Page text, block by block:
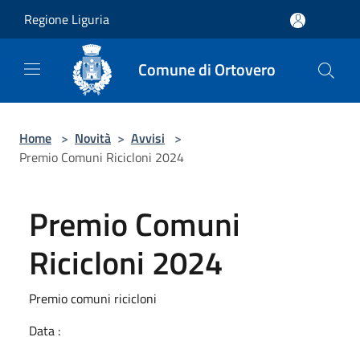
Regione Liguria
Comune di Ortovero
Home > Novità > Avvisi >
Premio Comuni Ricicloni 2024
Premio Comuni
Ricicloni 2024
Premio comuni ricicloni
Data :